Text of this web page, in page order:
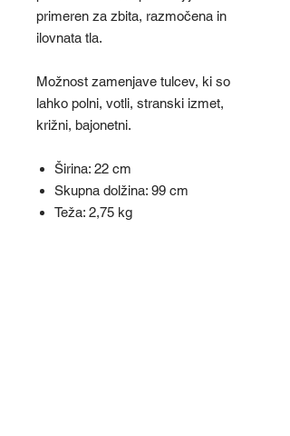
primeren za zbita, razmočena in
ilovnata tla.
Možnost zamenjave tulcev, ki so
lahko polni, votli, stranski izmet,
križni, bajonetni.
Širina: 22 cm
Skupna dolžina: 99 cm
Teža: 2,75 kg